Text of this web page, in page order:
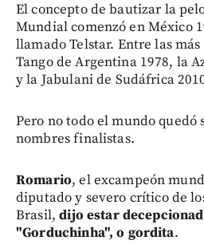
El concepto de bautizar la
Mundial comenzó en México
llamado Telstar. Entre las
Tango de Argentina 1978, la
y la Jabulani de Sudáfrica
Pero no todo el mundo quedó
nombres finalistas.
Romario, el excampeón
diputado y severo crítico de
Brasil, dijo estar
"Gorduchinha", o gordita.